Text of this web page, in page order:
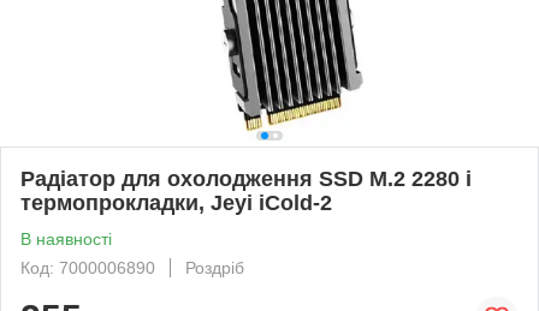
Радіатор для охолодження SSD M.2 2280 і
термопрокладки, Jeyi iCold-2
В наявності
Код: 7000006890
Роздріб